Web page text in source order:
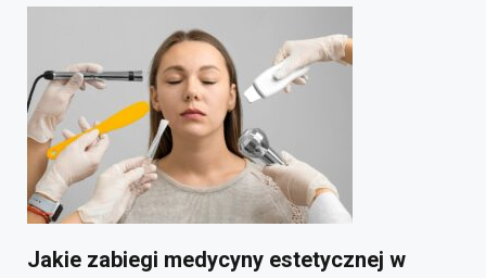
Jakie zabiegi medycyny estetycznej w